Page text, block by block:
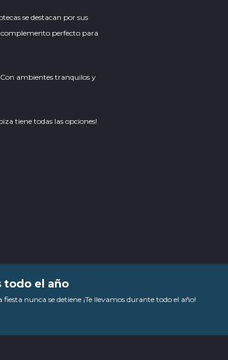
se destacan por sus
complemento perfecto para
Con ambientes tranquilos y
tiene todas las opciones!
todo el año
fiesta nunca se detiene ¡Te llevamos durante todo el año!